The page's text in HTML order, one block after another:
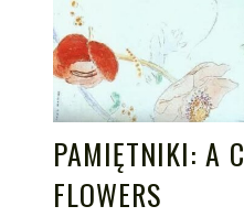
PAMIĘTNIKI: A
FLOWERS